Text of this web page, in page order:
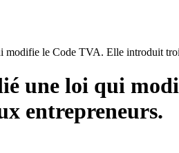
le Code TVA. Elle introduit
une loi qui
entrepreneurs.